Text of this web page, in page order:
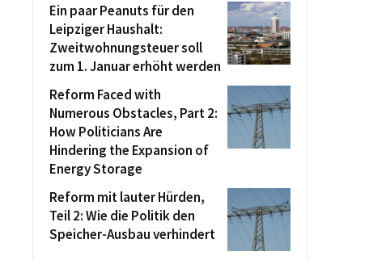
Ein paar Peanuts für den
Leipziger Haushalt:
Zweitwohnungsteuer soll
zum 1. Januar erhöht werden
Reform Faced with
Numerous Obstacles, Part 2:
How Politicians Are
Hindering the Expansion of
Energy Storage
Reform mit lauter Hürden,
Teil 2: Wie die Politik den
Speicher-Ausbau verhindert